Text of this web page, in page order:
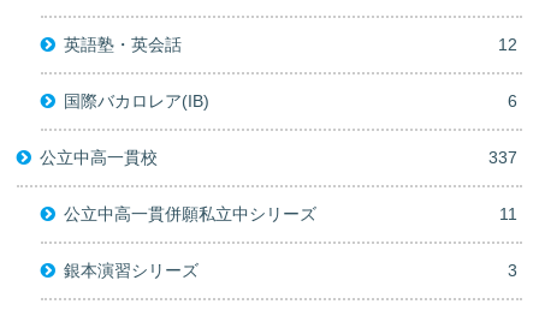
英語塾・英会話 12
国際バカロレア(IB) 6
公立中高一貫校 337
公立中高一貫併願私立中シリーズ 11
銀本演習シリーズ 3